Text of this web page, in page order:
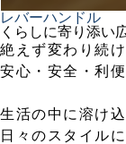
レバーハンドル
くらしに寄り添い
絶えず変わり続
安心・安全・利便
生活の中に溶け
日々のスタイル